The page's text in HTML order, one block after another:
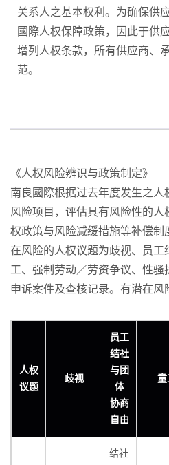
关系人之基本权利。为确保供
國際人权保障政策，因此于供
增列人权条款，所有供应商、
范。
《人权风险辨识与政策制定》
南良國際根据过去年度发生之人
风险项目，评估具有风险性的人
权政策与风险减缓措施等补偿制
在风险的人权议题为歧视、员工
工、强制劳动／劳资争议、性骚
申诉案件及查核记录。有潜在风
人权
议题
歧视
员工
结社
与团
体
协商
自由
童
结社